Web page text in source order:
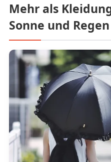
Mehr als
Sonne und Regen